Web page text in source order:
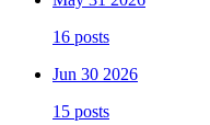
16 posts
Jun 30 2026
15 posts